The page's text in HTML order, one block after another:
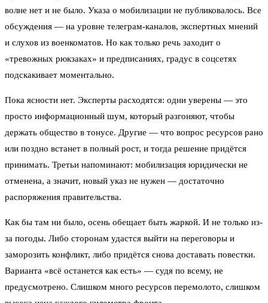
волне нет и не было. Указа о мобилизации не публиковалось. Все
обсуждения — на уровне телеграм-каналов, экспертных мнений
и слухов из военкоматов. Но как только речь заходит о
«тревожных рюкзаках» и предписаниях, градус в соцсетях
подскакивает моментально.
Пока ясности нет. Эксперты расходятся: одни уверены — это
просто информационный шум, который разгоняют, чтобы
держать общество в тонусе. Другие — что вопрос ресурсов рано
или поздно встанет в полный рост, и тогда решение придётся
принимать. Третьи напоминают: мобилизация юридически не
отменена, а значит, новый указ не нужен — достаточно
распоряжения правительства.
Как бы там ни было, осень обещает быть жаркой. И не только из-
за погоды. Либо сторонам удастся выйти на переговоры и
заморозить конфликт, либо придётся снова доставать повестки.
Варианта «всё останется как есть» — судя по всему, не
предусмотрено. Слишком много ресурсов перемолото, слишком